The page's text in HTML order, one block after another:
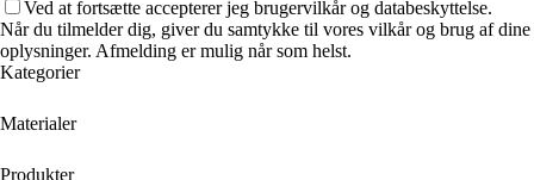
Ved at fortsætte accepterer jeg brugervilkår og databeskyttelse.
Når du tilmelder dig, giver du samtykke til vores vilkår og brug af dine
oplysninger. Afmelding er mulig når som helst.
Kategorier
Materialer
Produkter